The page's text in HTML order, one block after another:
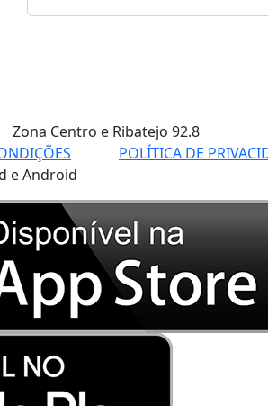
Zona Centro e Ribatejo 92.8
POLÍTICA DE
e Android